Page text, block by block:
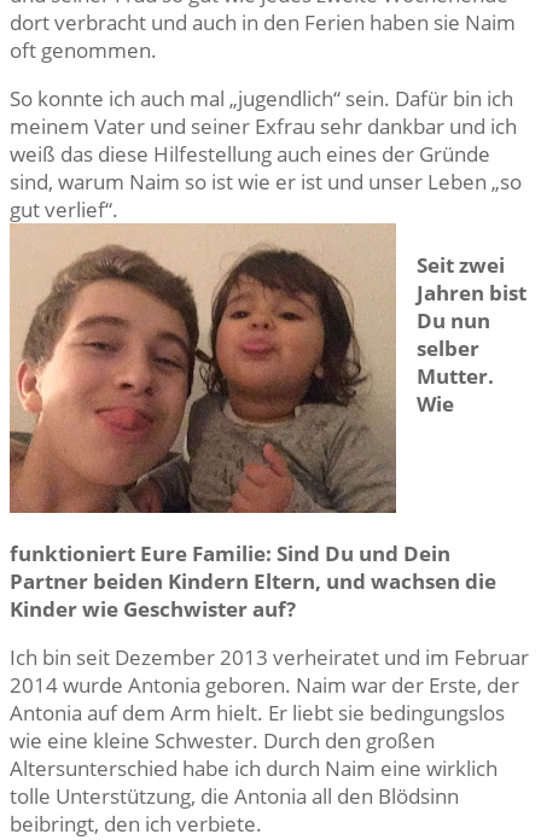
dort verbracht und auch in den Ferien haben sie Naim
oft genommen.
So konnte ich auch mal „jugendlich“ sein. Dafür bin ich
meinem Vater und seiner Exfrau sehr dankbar und ich
weiß das diese Hilfestellung auch eines der Gründe
sind, warum Naim so ist wie er ist und unser Leben „so
gut verlief“.
Seit zwei
Jahren bist
Du nun
selber
Mutter.
Wie
funktioniert Eure Familie: Sind Du und Dein
Partner beiden Kindern Eltern, und wachsen die
Kinder wie Geschwister auf?
Ich bin seit Dezember 2013 verheiratet und im Februar
2014 wurde Antonia geboren. Naim war der Erste, der
Antonia auf dem Arm hielt. Er liebt sie bedingungslos
wie eine kleine Schwester. Durch den großen
Altersunterschied habe ich durch Naim eine wirklich
tolle Unterstützung, die Antonia all den Blödsinn
beibringt, den ich verbiete.